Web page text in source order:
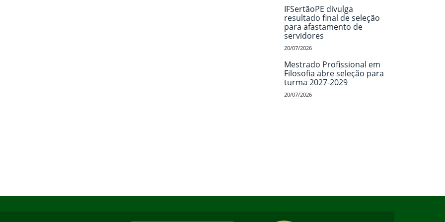
IFSertãoPE divulga
resultado final de seleção
para afastamento de
servidores
20/07/2026
Mestrado Profissional em
Filosofia abre seleção para
turma 2027-2029
20/07/2026